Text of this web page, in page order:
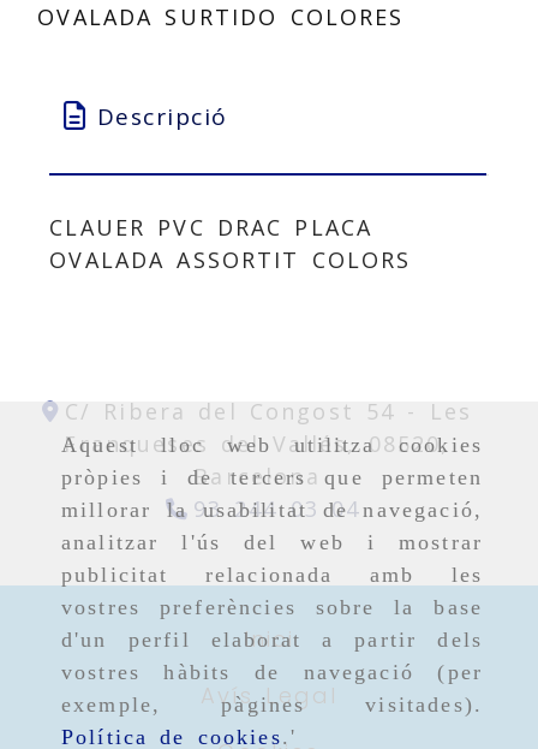
Aquest lloc web utilitza cookies
pròpies i de tercers que permeten
millorar la usabilitat de navegació,
analitzar l'ús del web i mostrar
publicitat relacionada amb les
vostres preferències sobre la base
d'un perfil elaborat a partir dels
vostres hàbits de navegació (per
exemple, pàgines visitades).
Política de cookies.'
OVALADA SURTIDO COLORES
Descripció
CLAUER PVC DRAC PLACA
OVALADA ASSORTIT COLORS
C/ Ribera del Congost 54 -
Les
Franqueses del Vallés,08520,
Barcelona
93 244 03 04
Inici
Avís Legal